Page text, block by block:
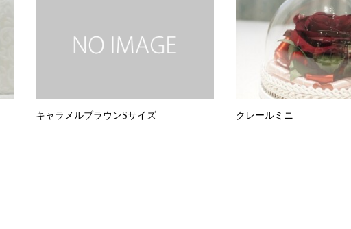
キャラメルブラウンSサイズ クレールミニ